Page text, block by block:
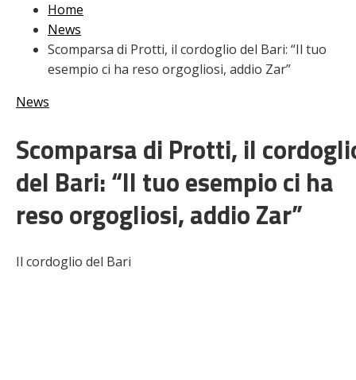
Giovanili
Le pagelle
Interviste
Focus
Calciomercato
Home
News
Scomparsa di Protti, il cordoglio del Bari: “Il tuo
esempio ci ha reso orgogliosi, addio Zar”
News
Scomparsa di Protti, il
del Bari: “Il tuo esempio ci ha
reso orgogliosi, addio Zar”
Il cordoglio del Bari